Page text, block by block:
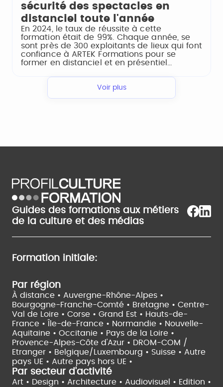
sécurité des spectacles en
distanciel toute l'année
En 2024, le taux de réussite à cette
formation était de 99%. Chaque année, se
sont près de 300 exploitants de lieux qui font
confiance à ARTEK Formations pour se
former en distanciel et en présentiel…
Voir plus
Guides des formations aux métiers
de la culture et des médias
Formation initiale:
Par région
À distance • Auvergne-Rhône-Alpes •
Bourgogne-Franche-Comté • Bretagne • Centre-
Val de Loire • Corse • Grand Est • Hauts-de-
France •
Île-de-France • Normandie • Nouvelle-
Aquitaine • Occitanie • Pays de la Loire •
Provence-Alpes-Côte d'Azur • DROM-COM /
Etranger • Belgique/Luxembourg • Suisse • Autre
pays UE • Autre pays hors UE •
Par secteur d'activité
Art • Design • Architecture • Audiovisuel • Edition •